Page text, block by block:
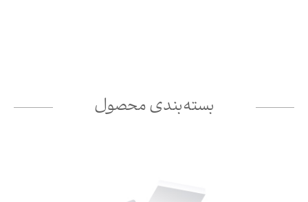
بسته‌بندی محصول